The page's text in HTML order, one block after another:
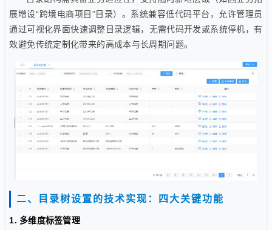
展增设“跨境电商项目”目录）。系统兼容低代码平台，允许管理员
通过可视化界面快速调整目录逻辑，无需代码开发或系统停机，有
效避免传统定制化带来的高成本与长周期问题。
二、目录树设置的技术实现：四大关键功能
1. 多维度标签管理